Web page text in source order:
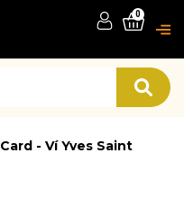
0
Card - Ví Yves Saint